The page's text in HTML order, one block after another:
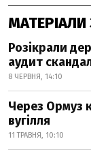
Розікрали
аудит
8 ЧЕРВНЯ, 14:10
Через Ормуз
вугілля
11 ТРАВНЯ, 10:10